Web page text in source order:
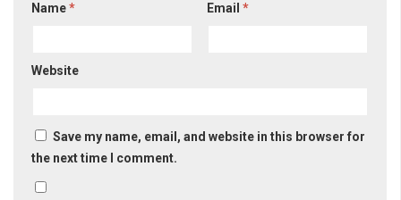
Name* Email*
Website
Save my name, email, and website in this browser for
the next time I comment.